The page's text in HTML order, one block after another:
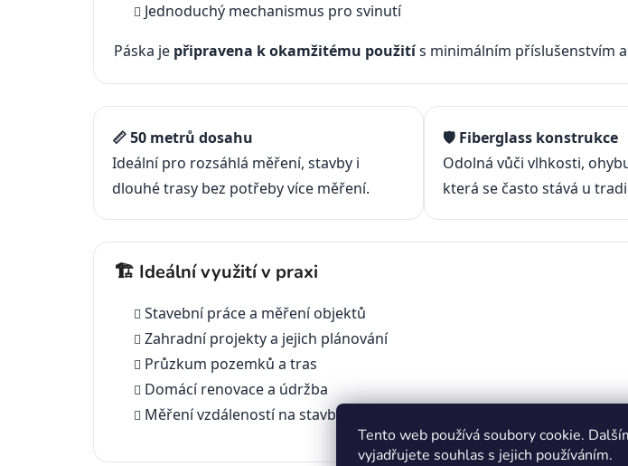
Tento web používá soubory cookie.
vyjadřujete souhlas s jejich používáním.
Jednoduchý mechanismus pro svinutí
Páska je připravena k okamžitému použitís minimálním příslušenstvím
📏 50 metrů dosahu
Ideální pro rozsáhlá měření, stavby i
dlouhé trasy bez potřeby více měření.
🛡️ Fiberglass konstrukce
Odolná vůči vlhkosti,
která se často stává u
🏗️ Ideální využití v praxi
Stavební práce a měření objektů
Zahradní projekty a jejich plánování
Průzkum pozemků a tras
Domácí renovace a údržba
Měření vzdáleností na stavbách a v terénu